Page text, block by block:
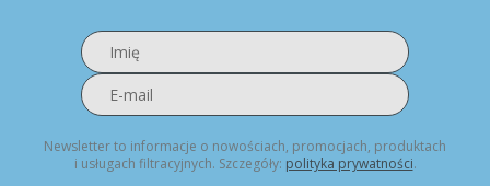
Newsletter to informacje o nowościach, promocjach, produktach
i usługach filtracyjnych. Szczegóły: polityka prywatności.